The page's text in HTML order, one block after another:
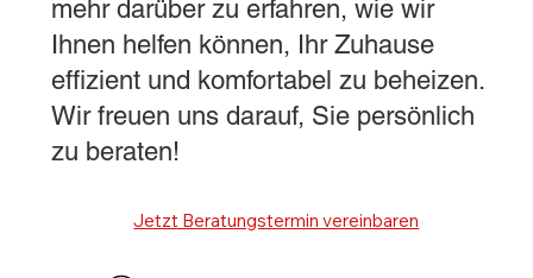
mehr darüber zu erfahren, wie wir
Ihnen helfen können, Ihr Zuhause
effizient und komfortabel zu beheizen.
Wir freuen uns darauf, Sie persönlich
zu beraten!
Jetzt Beratungstermin vereinbaren